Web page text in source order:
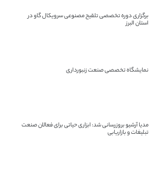
برگزاری دوره تخصصی تلقیح مصنوعی سرویکال گاو در
استان البرز
نمایشگاه تخصصی صنعت زنبورداری
مدیا آرشیو بروزرسانی شد: ابزاری حیاتی برای فعالان صنعت
تبلیغات و بازاریابی